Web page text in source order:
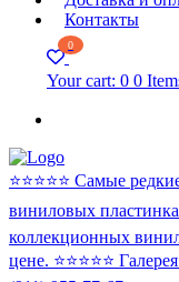
Контакты
0
Your cart: 0 0
⭐️⭐️⭐️⭐️⭐️ Самые
виниловых
коллекционных
цене. ⭐️⭐️⭐️⭐️⭐️